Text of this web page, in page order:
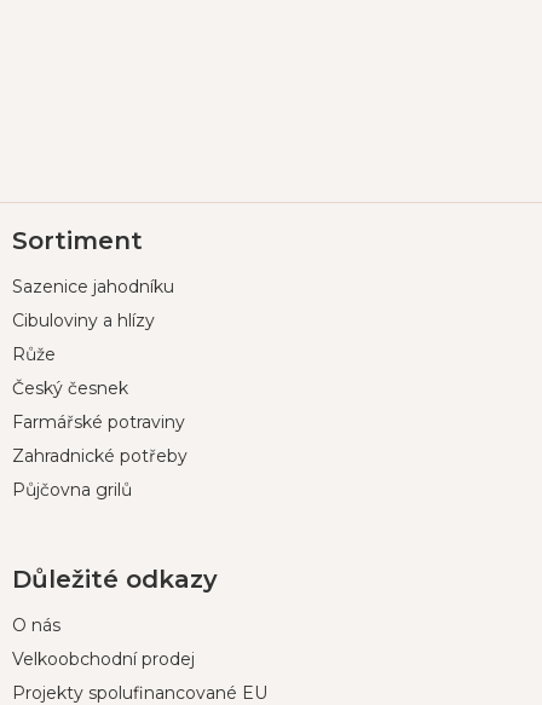
á
a
Sortiment
Sazenice jahodníku
Cibuloviny a hlízy
Růže
Český česnek
Farmářské potraviny
Zahradnické potřeby
Půjčovna grilů
Důležité odkazy
O nás
Velkoobchodní prodej
Projekty spolufinancované EU